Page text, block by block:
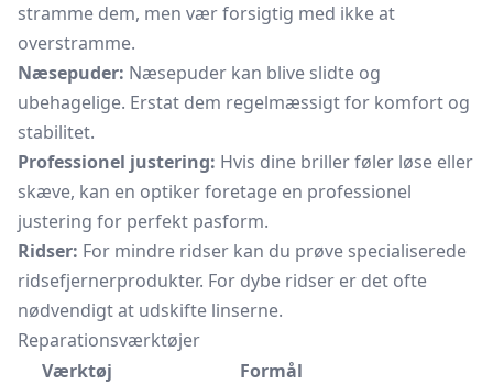
stramme dem, men vær forsigtig med ikke at
overstramme.
Næsepuder: Næsepuder kan blive slidte og
ubehagelige. Erstat dem regelmæssigt for komfort og
stabilitet.
Professionel justering: Hvis dine briller føler løse eller
skæve, kan en optiker foretage en professionel
justering for perfekt pasform.
Ridser: For mindre ridser kan du prøve specialiserede
ridsefjernerprodukter. For dybe ridser er det ofte
nødvendigt at udskifte linserne.
Reparationsværktøjer
Værktøj
Formål